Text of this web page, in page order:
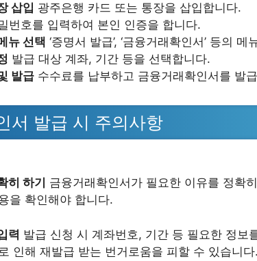
삽입 광주은행 카드 또는 통장을 삽입합니다.
번호를 입력하여 본인 인증을 합니다.
뉴 선택 ‘증명서 발급’, ‘금융거래확인서’ 등의
발급 대상 계좌, 기간 등을 선택합니다.
발급 수수료를 납부하고 금융거래확인서를 발
서 발급 시 주의사항
히 하기
금융거래확인서가 필요한 이유를 정확
을 확인해야 합니다.
력 발급 신청 시 계좌번호, 기간 등 필요한 정보
인해 재발급 받는 번거로움을 피할 수 있습니다.